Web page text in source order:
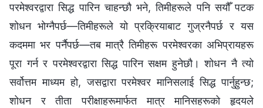
परमेश्‍वरद्वारा सिद्ध पारिन चाहन्छौ भने, तिमीहरूले पनि सयौँ पटक
शोधन भोग्नैपर्छ—तिमीहरूले यो प्रक्रियाबाट गुज्रनैपर्छ र यस
कदममा भर पर्नैपर्छ—तब मात्रै तिमीहरू परमेश्‍वरका अभिप्रायहरू
पूरा गर्न र परमेश्‍वरद्वारा सिद्ध पारिन सक्षम हुनेछौ। शोधन नै त्यो
सर्वोत्तम माध्यम हो, जसद्वारा परमेश्‍वर मानिसलाई सिद्ध पार्नुहुन्छ;
शोधन र तीता परीक्षाहरूमार्फत मात्र मानिसहरूको हृदयले